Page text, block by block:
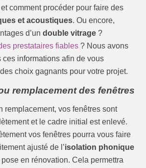
comment procéder pour faire des
et acoustiques. Ou encore,
d’undouble vitrage ?
prestataires fiables ? Nous avons
ces informations afin de vous
choix gagnants pour votre projet.
remplacement des fenêtres
remplacement, vos fenêtres sont
et le cadre initial est enlevé.
vos fenêtres pourra vous faire
ajusté de l’isolation phonique
en rénovation. Cela permettra